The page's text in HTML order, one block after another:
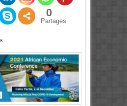
0
Partages